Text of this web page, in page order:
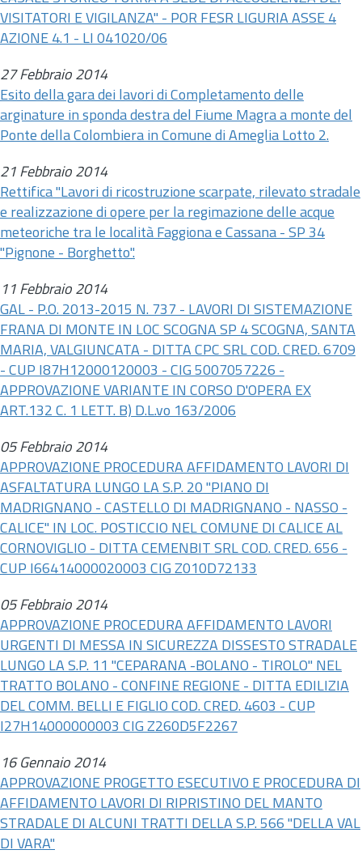
VISITATORI E VIGILANZA" - POR FESR LIGURIA ASSE 4
AZIONE 4.1 - LI 041020/06
27 Febbraio 2014
Esito della gara dei lavori di Completamento delle
arginature in sponda destra del Fiume Magra a monte del
Ponte della Colombiera in Comune di Ameglia Lotto 2.
21 Febbraio 2014
Rettifica "Lavori di ricostruzione scarpate, rilevato stradale
e realizzazione di opere per la regimazione delle acque
meteoriche tra le località Faggiona e Cassana - SP 34
"Pignone - Borghetto".
11 Febbraio 2014
GAL - P.O. 2013-2015 N. 737 - LAVORI DI SISTEMAZIONE
FRANA DI MONTE IN LOC SCOGNA SP 4 SCOGNA, SANTA
MARIA, VALGIUNCATA - DITTA CPC SRL COD. CRED. 6709
- CUP I87H12000120003 - CIG 5007057226 -
APPROVAZIONE VARIANTE IN CORSO D'OPERA EX
ART.132 C. 1 LETT. B) D.L.vo 163/2006
05 Febbraio 2014
APPROVAZIONE PROCEDURA AFFIDAMENTO LAVORI DI
ASFALTATURA LUNGO LA S.P. 20 "PIANO DI
MADRIGNANO - CASTELLO DI MADRIGNANO - NASSO -
CALICE" IN LOC. POSTICCIO NEL COMUNE DI CALICE AL
CORNOVIGLIO - DITTA CEMENBIT SRL COD. CRED. 656 -
CUP I66414000020003 CIG Z010D72133
05 Febbraio 2014
APPROVAZIONE PROCEDURA AFFIDAMENTO LAVORI
URGENTI DI MESSA IN SICUREZZA DISSESTO STRADALE
LUNGO LA S.P. 11 "CEPARANA -BOLANO - TIROLO" NEL
TRATTO BOLANO - CONFINE REGIONE - DITTA EDILIZIA
DEL COMM. BELLI E FIGLIO COD. CRED. 4603 - CUP
I27H14000000003 CIG Z260D5F2267
16 Gennaio 2014
APPROVAZIONE PROGETTO ESECUTIVO E PROCEDURA DI
AFFIDAMENTO LAVORI DI RIPRISTINO DEL MANTO
STRADALE DI ALCUNI TRATTI DELLA S.P. 566 "DELLA VAL
DI VARA"